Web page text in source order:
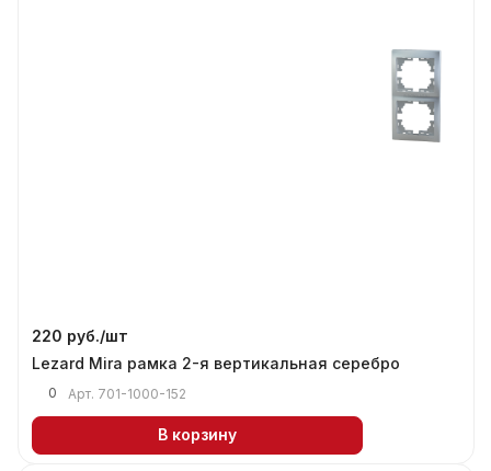
220 руб./шт
Lezard Mira рамка 2-я вертикальная серебро
0 Арт. 701-1000-152
В корзину